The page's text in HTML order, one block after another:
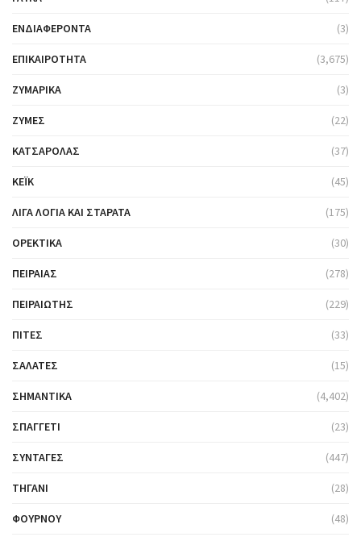
ΕΝΔΙΑΦΈΡΟΝΤΑ (3)
ΕΠΙΚΑΙΡΌΤΗΤΑ (3,675)
ΖΥΜΑΡΙΚΆ (3)
ΖΎΜΕΣ (22)
ΚΑΤΣΑΡΌΛΑΣ (37)
ΚΈΙΚ (45)
ΛΊΓΑ ΛΌΓΙΑ ΚΑΙ ΣΤΑΡΆΤΑ (175)
ΟΡΕΚΤΙΚΆ (30)
ΠΕΙΡΑΙΆΣ (278)
ΠΕΙΡΑΙΏΤΗΣ (229)
ΠΊΤΕΣ (33)
ΣΑΛΆΤΕΣ (15)
ΣΗΜΑΝΤΙΚΆ (4,402)
ΣΠΑΓΓΈΤΙ (23)
ΣΥΝΤΑΓΈΣ (447)
ΤΗΓΆΝΙ (28)
ΦΟΎΡΝΟΥ (48)